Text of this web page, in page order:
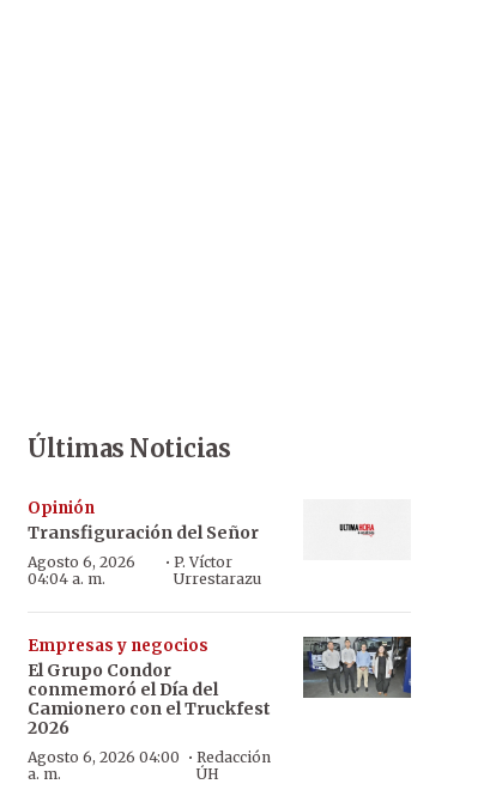
Últimas Noticias
Opinión
Transfiguración del Señor
Agosto 6, 2026
04:04 a. m.
· P. Víctor
Urrestarazu
Empresas y negocios
El Grupo Condor
conmemoró el Día del
Camionero con el Truckfest
2026
Agosto 6, 2026 04:00
a. m.
· Redacción
ÚH